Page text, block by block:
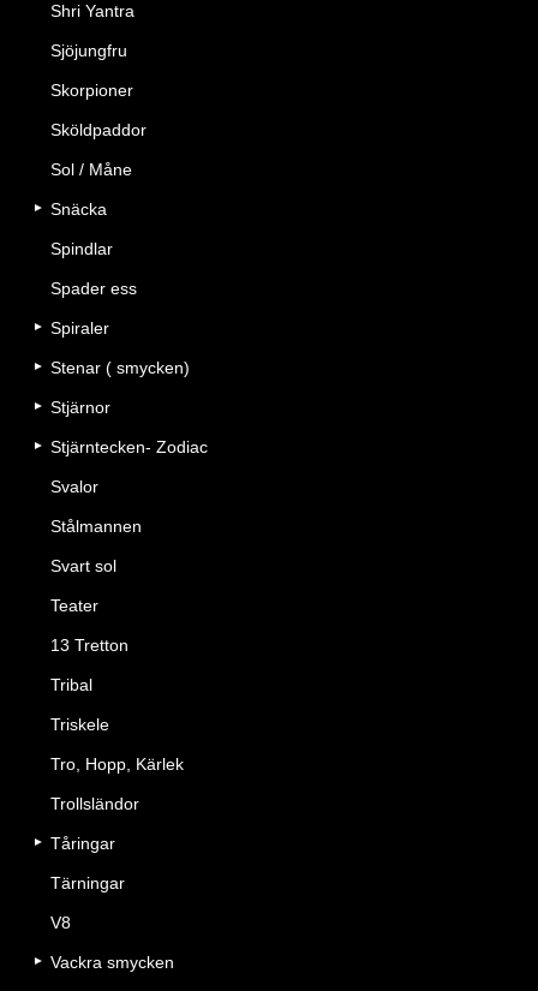
Shri Yantra
Sjöjungfru
Skorpioner
Sköldpaddor
Sol / Måne
Snäcka
Spindlar
Spader ess
Spiraler
Stenar ( smycken)
Stjärnor
Stjärntecken- Zodiac
Svalor
Stålmannen
Svart sol
Teater
13 Tretton
Tribal
Triskele
Tro, Hopp, Kärlek
Trollsländor
Tåringar
Tärningar
V8
Vackra smycken